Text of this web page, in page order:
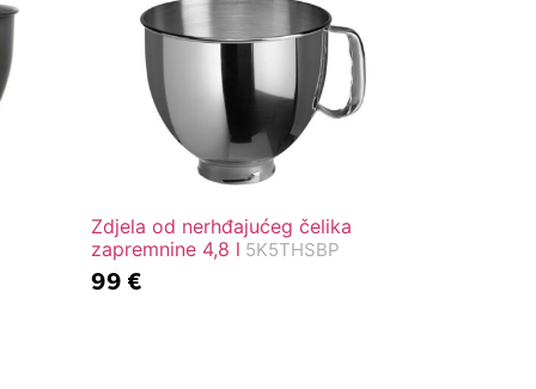
Zdjela od nerhđajućeg čelika
zapremnine 4,8 l 5K5THSBP
99 €